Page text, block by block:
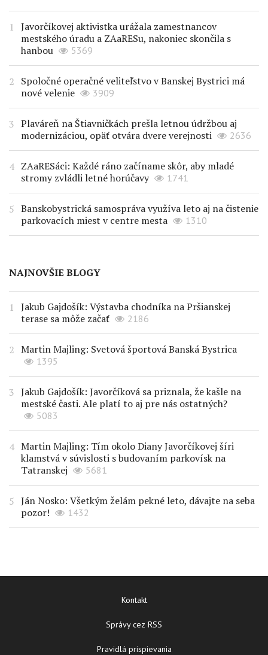
Javorčíkovej aktivistka urážala zamestnancov
mestského úradu a ZAaRESu, nakoniec skončila s
hanbou
5369
Spoločné operačné veliteľstvo v Banskej Bystrici má
nové velenie
3909
Plaváreň na Štiavničkách prešla letnou údržbou aj
modernizáciou, opäť otvára dvere verejnosti
2636
ZAaRESáci: Každé ráno začíname skôr, aby mladé
stromy zvládli letné horúčavy
1741
Banskobystrická samospráva využíva leto aj na čistenie
parkovacích miest v centre mesta
1310
NAJNOVŠIE BLOGY
Jakub Gajdošík: Výstavba chodníka na Pršianskej
terase sa môže začať
2186
Martin Majling: Svetová športová Banská Bystrica
1395
Jakub Gajdošík: Javorčíková sa priznala, že kašle na
mestské časti. Ale platí to aj pre nás ostatných?
5083
Martin Majling: Tím okolo Diany Javorčíkovej šíri
klamstvá v súvislosti s budovaním parkovísk na
Tatranskej
5681
Ján Nosko: Všetkým želám pekné leto, dávajte na seba
pozor!
1432
Kontakt
Správy cez RSS
Pravidlá prispievania